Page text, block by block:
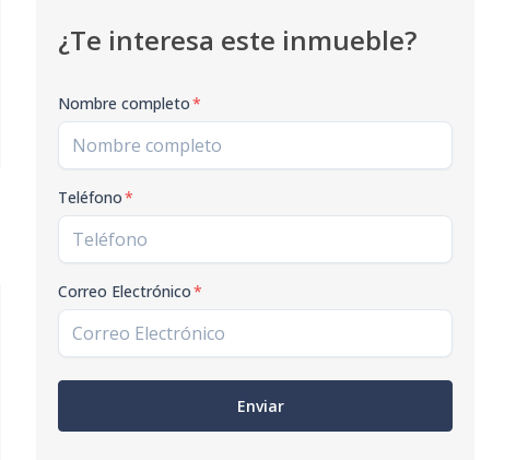
¿Te interesa este inmueble?
Nombre completo*
Teléfono*
Correo Electrónico*
Enviar